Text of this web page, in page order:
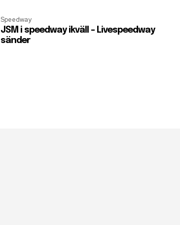
Speedway
JSM i speedway ikväll – Livespeedway
sänder